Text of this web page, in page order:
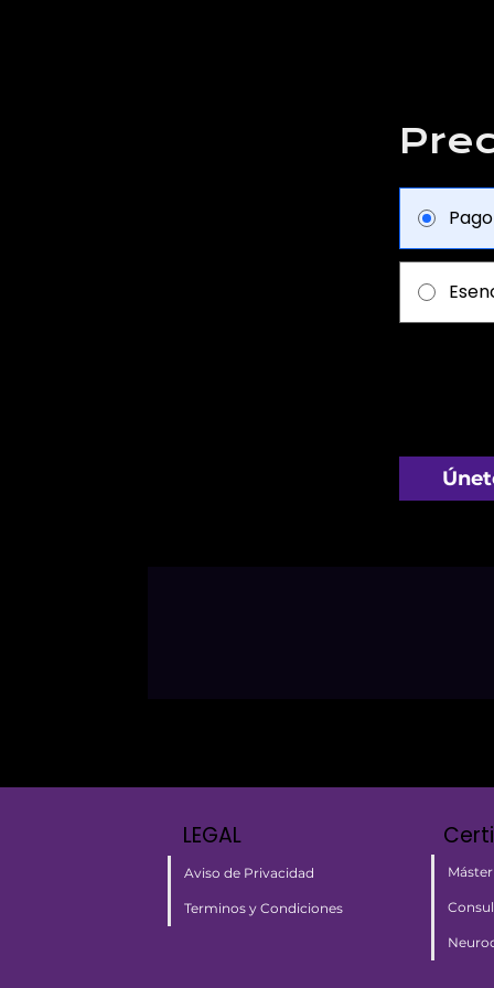
Aviso de Privacidad
Terminos y Condiciones
LEGAL